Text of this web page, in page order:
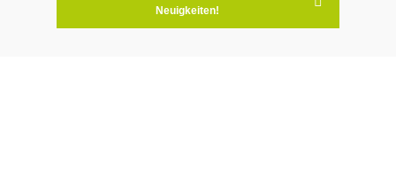
Neuigkeiten!